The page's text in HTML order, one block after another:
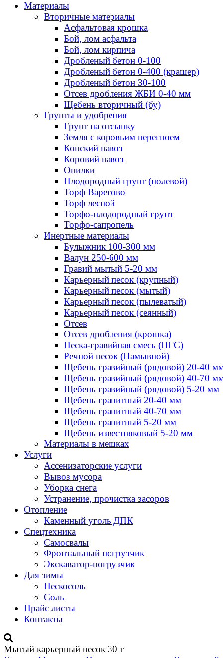
Материалы
Вторичные материалы
Асфальтовая крошка
Бой, лом асфальта
Бой, лом кирпича
Дробленый бетон 0-100
Дробленый бетон 0-400 (крашер)
Дробленый бетон 30-100
Отсев дробления ЖБИ 0-40 мм
Щебень вторичный (бу)
Грунты и удобрения
Грунт на отсыпку
Земля с коровьим перегноем
Конский навоз
Коровий навоз
Опилки
Плодородный грунт (полевой)
Торф Варегово
Торф лесной
Торфо-плодородный грунт
Торфо-сапропель
Инертные материалы
Булыжник 100-300 мм
Валун 250-600 мм
Гравий мытый 5-20 мм
Карьерный песок (крупный)
Карьерный песок (мытый)
Карьерный песок (пылеватый)
Карьерный песок (сеянный)
Отсев
Отсев дробления (крошка)
Песка-гравийная смесь (ПГС)
Речной песок (Намывной)
Щебень гравийный (рядовой) 20-40
Щебень гравийный (рядовой) 40-70
Щебень гравийный (рядовой) 5-20 мм
Щебень гранитный 20-40 мм
Щебень гранитный 40-70 мм
Щебень гранитный 5-20 мм
Щебень известняковый 5-20 мм
Материалы в мешках
Услуги
Ассенизаторские услуги
Вывоз мусора
Уборка снега
Устранение, прочистка засоров
Отопление
Каменный уголь ДПК
Спецтехника
Самосвалы
Фронтальный погрузчик
Экскаватор-погрузчик
Для зимы
Пескосоль
Соль
Прайс листы
Контакты
Мытый карьерный песок 30 т